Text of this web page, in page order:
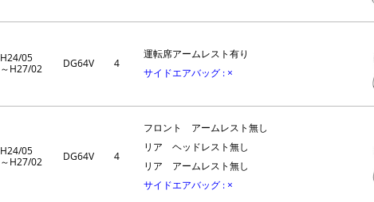
H24/05
～H27/02
DG64V 4
運転席アームレスト有り
サイドエアバッグ : ×
H24/05
～H27/02
DG64V 4
フロント アームレスト無し
リア ヘッドレスト無し
リア アームレスト無し
サイドエアバッグ : ×